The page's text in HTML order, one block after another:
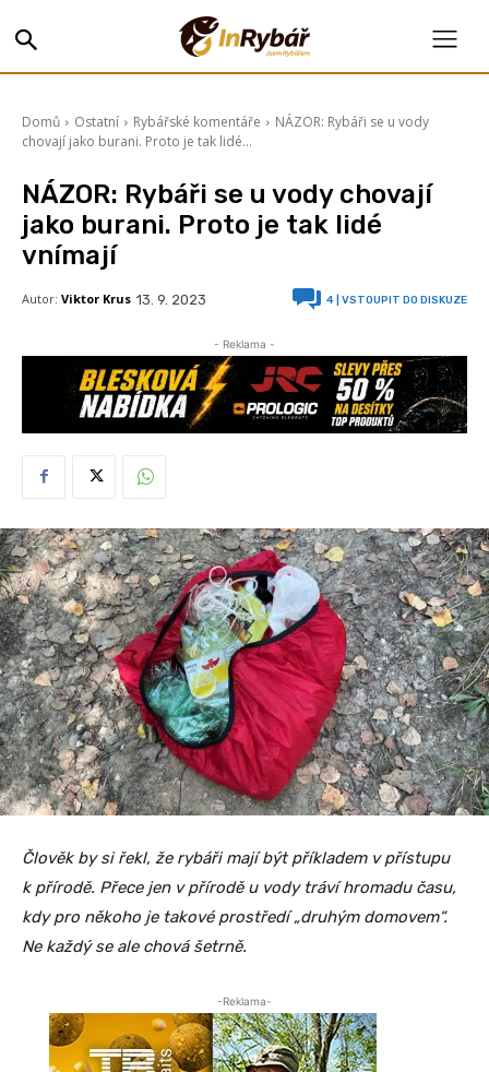
Domů Ostatní Rybářské komentáře
NÁZOR: Rybáři se u vody
chovají jako burani. Proto je tak lidé...
NÁZOR: Rybáři se u vody chovají
jako burani. Proto je tak lidé
vnímají
Autor: Viktor Krus 13. 9. 2023 4 | VSTOUPIT DO DISKUZE
- Reklama -
Člověk by si řekl, že rybáři mají být příkladem v přístupu
k přírodě. Přece jen v přírodě u vody tráví hromadu času,
kdy pro někoho je takové prostředí „druhým domovem“.
Ne každý se ale chová šetrně.
-Reklama-